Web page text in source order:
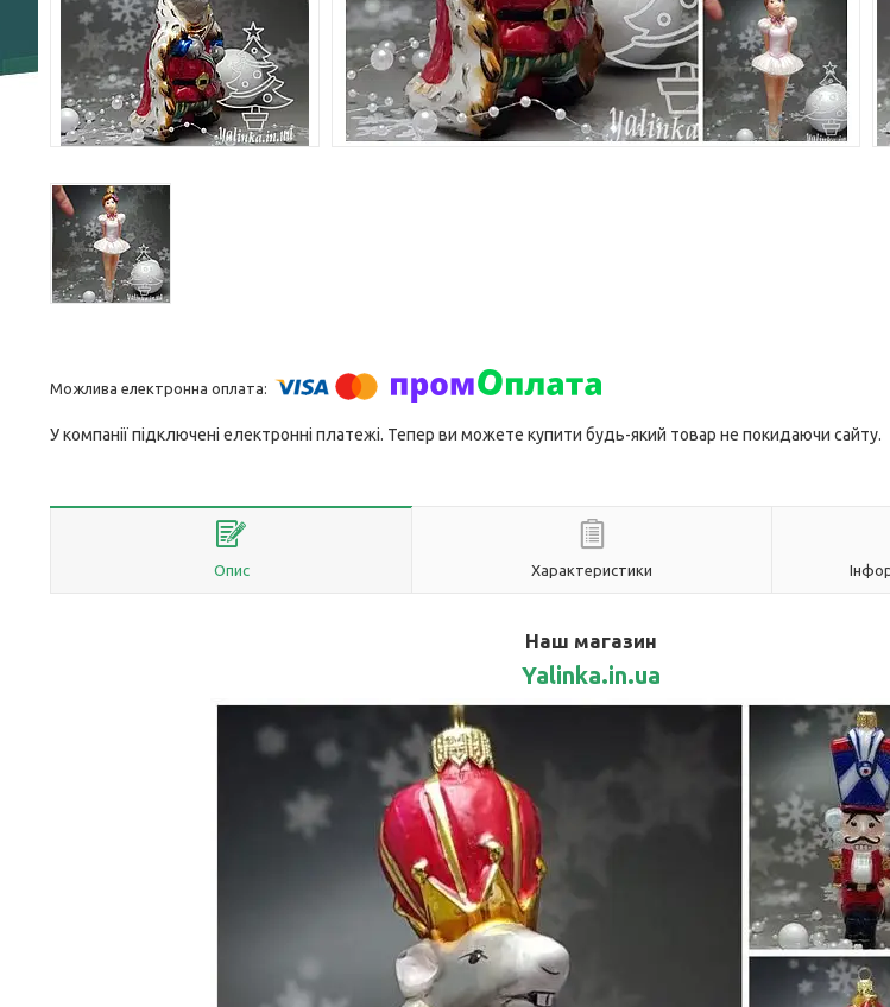
У компанії підключені електронні платежі. Тепер ви можете купити будь-який товар не покидаючи сайту.
Опис Характеристики
Наш магазин
Yalinka.in.ua